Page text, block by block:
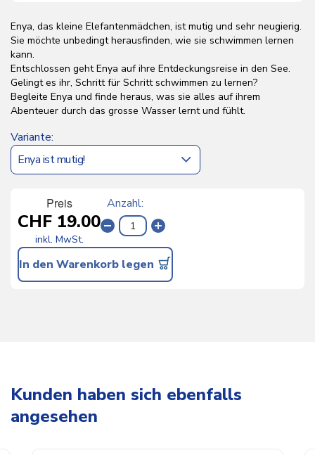
Enya, das kleine Elefantenmädchen, ist mutig und sehr neugierig.
Sie möchte unbedingt herausfinden, wie sie schwimmen lernen
kann.
Entschlossen geht Enya auf ihre Entdeckungsreise in den See.
Gelingt es ihr, Schritt für Schritt schwimmen zu lernen?
Begleite Enya und finde heraus, was sie alles auf ihrem
Abenteuer durch das grosse Wasser lernt und fühlt.
Variante
Preis
CHF 19.00
inkl. MwSt.
Anzahl
In den Warenkorb legen
Kunden haben sich ebenfalls
angesehen